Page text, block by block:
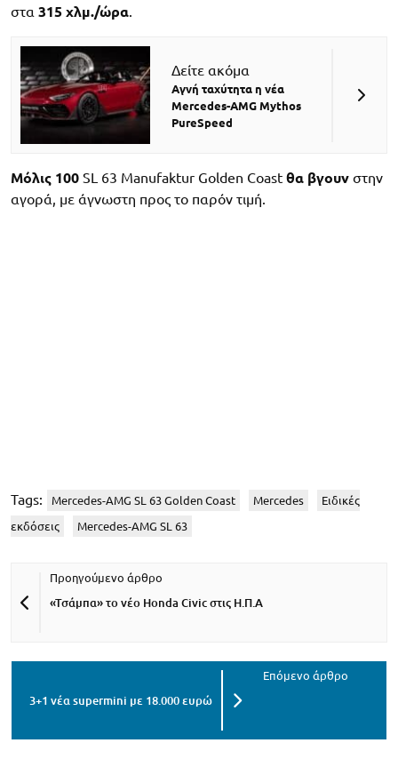
στα 315 χλμ./ώρα.
Δείτε ακόμα
Αγνή ταχύτητα η νέα
Mercedes-AMG Mythos
PureSpeed
Μόλις 100 SL 63 Manufaktur Golden Coast θα βγουν στην
αγορά, με άγνωστη προς το παρόν τιμή.
Tags: Mercedes-AMG SL 63 Golden Coast Mercedes Ειδικές
εκδόσεις Mercedes-AMG SL 63
«Τσάμπα» το νέο Honda Civic στις Η.Π.Α
3+1 νέα supermini με 18.000 ευρώ